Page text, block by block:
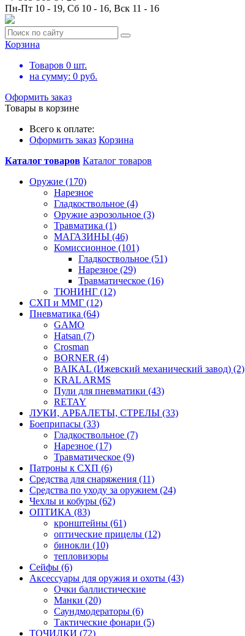
Пн-Пт 10 - 19, Сб 10 - 16, Вск 11 - 16
Корзина
Товаров 0 шт.
на сумму: 0 руб.
Оформить заказ
Товары в корзине
Всего к оплате:
Оформить заказ Корзина
Каталог товаров Каталог товаров
Оружие (170)
Нарезное
Гладкоствольное (4)
Оружие аэрозольное (3)
Травматика (1)
МАГАЗИНЫ (46)
Комиссионное (101)
Гладкоствольное (51)
Нарезное (29)
Травматическое (16)
ТЮНИНГ (12)
СХП и ММГ (12)
Пневматика (64)
GAMO
Hatsan (7)
Crosman
BORNER (4)
BAIKAL (Ижевский механический завод) (2)
KRAL ARMS
Пули для пневматики (43)
RETAY
ЛУКИ, АРБАЛЕТЫ, СТРЕЛЫ (33)
Боеприпасы (33)
Гладкоствольное (7)
Нарезное (17)
Травматическое (9)
Патроны к СХП (6)
Средства для снаряжения (11)
Средства по уходу за оружием (24)
Чехлы и кобуры (62)
ОПТИКА (83)
кронштейны (61)
оптические прицелы (12)
бинокли (10)
тепловизоры
Сейфы (6)
Аксессуары для оружия и охоты (43)
Очки баллистические
Манки (20)
Саундмодераторы (6)
Тактические фонари (5)
ТОЧИЛКИ (72)